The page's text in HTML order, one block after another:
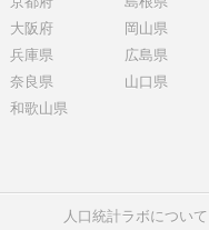
大阪府
兵庫県
奈良県
和歌山県
岡山県
広島県
山口県
人口統計ラボについて